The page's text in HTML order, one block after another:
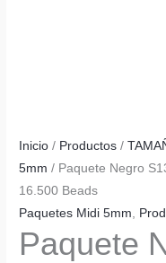
Inicio / Productos /
5mm / Paquete Negro
16.500 Beads
Paquetes Midi 5mm,
Paquete